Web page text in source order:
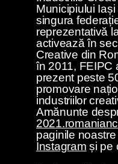
Municipiului
singura
reprezentativă
activează în
Creative din
în 2011, FEIPC
prezent peste
promovare
industriilor
Amănunte
paginile
Instagram și pe